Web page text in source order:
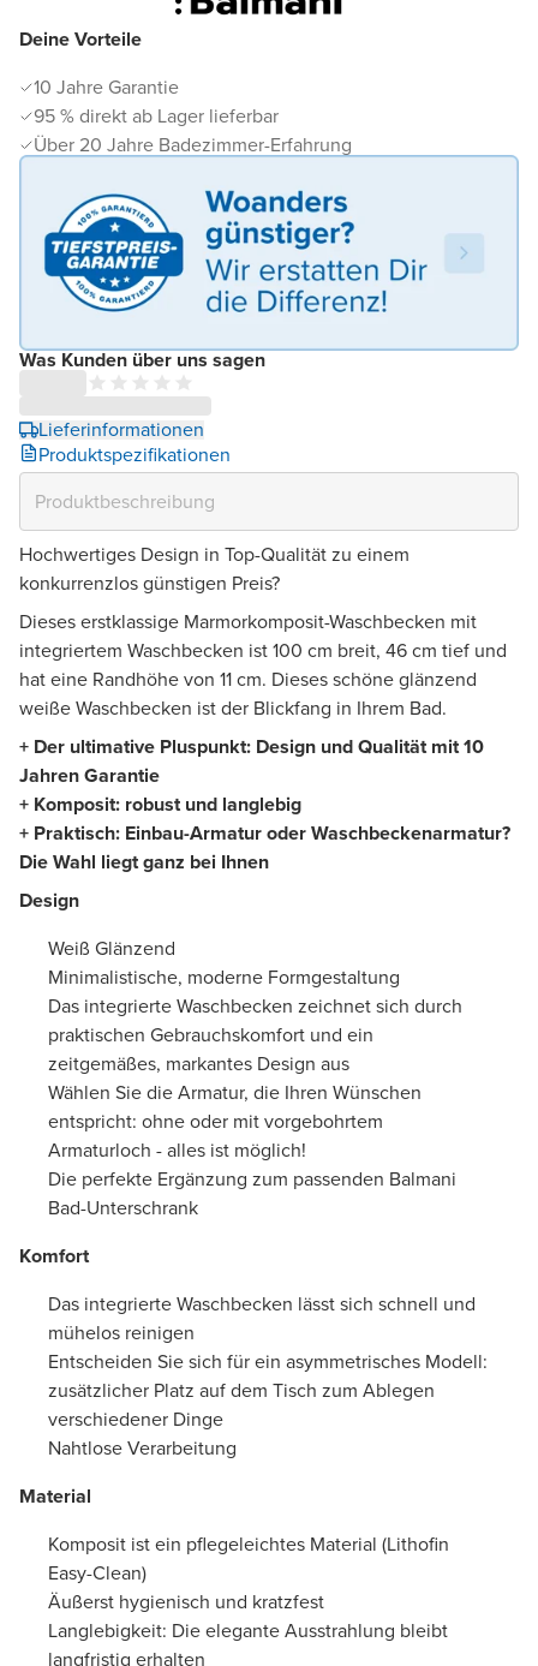
Deine Vorteile
10 Jahre Garantie
95 % direkt ab Lager lieferbar
Über 20 Jahre Badezimmer-Erfahrung
Was Kunden über uns sagen
Lieferinformationen
Produktspezifikationen
Hochwertiges Design in Top-Qualität zu einem
konkurrenzlos günstigen Preis?
Dieses erstklassige Marmorkomposit-Waschbecken mit
integriertem Waschbecken ist 100 cm breit, 46 cm tief und
hat eine Randhöhe von 11 cm. Dieses schöne glänzend
weiße Waschbecken ist der Blickfang in Ihrem Bad.
+ Der ultimative Pluspunkt: Design und Qualität mit 10
Jahren Garantie
+ Komposit: robust und langlebig
+ Praktisch: Einbau-Armatur oder Waschbeckenarmatur?
Die Wahl liegt ganz bei Ihnen
Design
Weiß Glänzend
Minimalistische, moderne Formgestaltung
Das integrierte Waschbecken zeichnet sich durch
praktischen Gebrauchskomfort und ein
zeitgemäßes, markantes Design aus
Wählen Sie die Armatur, die Ihren Wünschen
entspricht: ohne oder mit vorgebohrtem
Armaturloch - alles ist möglich!
Die perfekte Ergänzung zum passenden Balmani
Bad-Unterschrank
Komfort
Das integrierte Waschbecken lässt sich schnell und
mühelos reinigen
Entscheiden Sie sich für ein asymmetrisches Modell:
zusätzlicher Platz auf dem Tisch zum Ablegen
verschiedener Dinge
Nahtlose Verarbeitung
Material
Komposit ist ein pflegeleichtes Material (Lithofin
Easy-Clean)
Äußerst hygienisch und kratzfest
Langlebigkeit: Die elegante Ausstrahlung bleibt
langfristig erhalten